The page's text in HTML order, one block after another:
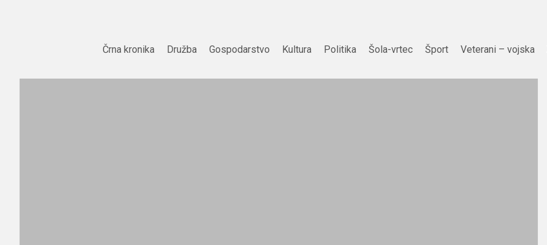
Črna kronika Družba Gospodarstvo Kultura Politika Šola-vrtec Šport Veterani – vojska